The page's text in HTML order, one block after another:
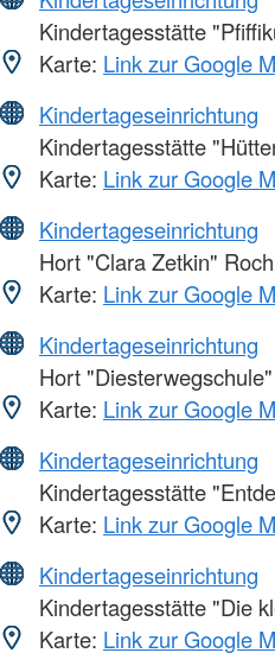
Kindertagesstätte
Karte: Link zur Google
Kindertageseinrichtung
Kindertagesstätte
Karte: Link zur Google
Kindertageseinrichtung
Hort "Clara Zetkin"
Karte: Link zur Google
Kindertageseinrichtung
Hort
Karte: Link zur Google
Kindertageseinrichtung
Kindertagesstätte
Karte: Link zur Google
Kindertageseinrichtung
Kindertagesstätte "Die
Karte: Link zur Google